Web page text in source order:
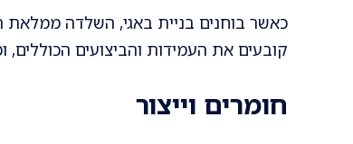
כאשר בוחנים בניית באגי, השלדה ממלאת
קובעים את העמידות והביצועים
חומרים וייצור